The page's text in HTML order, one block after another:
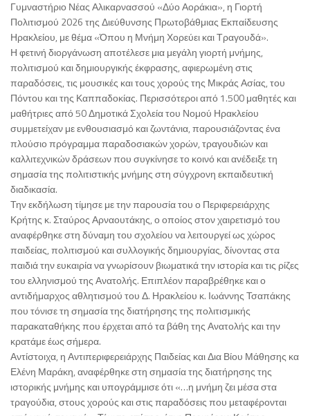
Γυμναστήριο Νέας Αλικαρνασσού «Δύο Αοράκια», η Γιορτή
Πολιτισμού 2026 της Διεύθυνσης Πρωτοβάθμιας Εκπαίδευσης
Ηρακλείου, με θέμα «Όπου η Μνήμη Χορεύει και Τραγουδά».
Η φετινή διοργάνωση αποτέλεσε μια μεγάλη γιορτή μνήμης,
πολιτισμού και δημιουργικής έκφρασης, αφιερωμένη στις
παραδόσεις, τις μουσικές και τους χορούς της Μικράς Ασίας, του
Πόντου και της Καππαδοκίας. Περισσότεροι από 1.500 μαθητές και
μαθήτριες από 50 Δημοτικά Σχολεία του Νομού Ηρακλείου
συμμετείχαν με ενθουσιασμό και ζωντάνια, παρουσιάζοντας ένα
πλούσιο πρόγραμμα παραδοσιακών χορών, τραγουδιών και
καλλιτεχνικών δράσεων που συγκίνησε το κοινό και ανέδειξε τη
σημασία της πολιτιστικής μνήμης στη σύγχρονη εκπαιδευτική
διαδικασία.
Την εκδήλωση τίμησε με την παρουσία του ο Περιφερειάρχης
Κρήτης κ. Σταύρος Αρναουτάκης, ο οποίος στον χαιρετισμό του
αναφέρθηκε στη δύναμη του σχολείου να λειτουργεί ως χώρος
παιδείας, πολιτισμού και συλλογικής δημιουργίας, δίνοντας στα
παιδιά την ευκαιρία να γνωρίσουν βιωματικά την ιστορία και τις ρίζες
του ελληνισμού της Ανατολής. Επιπλέον παραβρέθηκε και ο
αντιδήμαρχος αθλητισμού του Δ. Ηρακλείου κ. Ιωάννης Τσαπάκης
που τόνισε τη σημασία της διατήρησης της πολιτισμικής
παρακαταθήκης που έρχεται από τα βάθη της Ανατολής και την
κρατάμε έως σήμερα.
Αντίστοιχα, η Αντιπεριφερειάρχης Παιδείας και Δια Βίου Μάθησης κα
Ελένη Μαράκη, αναφέρθηκε στη σημασία της διατήρησης της
ιστορικής μνήμης και υπογράμμισε ότι «…η μνήμη ζει μέσα στα
τραγούδια, στους χορούς και στις παραδόσεις που μεταφέρονται